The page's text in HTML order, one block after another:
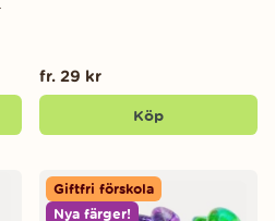
fr. 29 kr
Köp
Giftfri förskola
Nya färger!